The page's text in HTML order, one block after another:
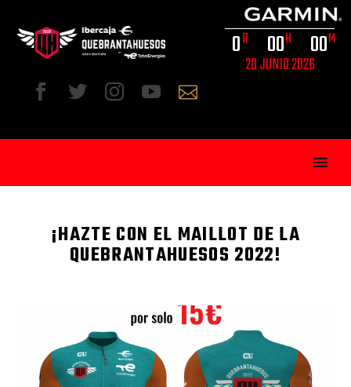
0D 00H 00M
20 JUNIO 2026
¡HAZTE CON EL MAILLOT DE LA
QUEBRANTAHUESOS 2022!